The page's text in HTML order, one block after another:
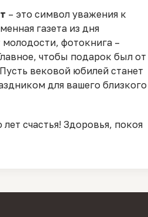
– это символ уважения к
газета из дня
фотокнига –
чтобы подарок был от
вековой юбилей станет
для вашего близкого
счастья! Здоровья, покоя